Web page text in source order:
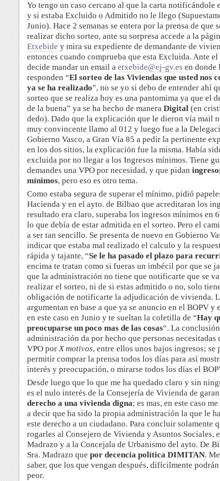
Yo tengo un caso cercano al que la carta notificándole
y si estaba Excluido o Admitido no le llego
Junio). Hace 2 semanas se entera por la prensa de que
realizar dicho sorteo, ante su sorpresa accede a la
Etxebide y mira su expediente de demandante de
entonces cuando comprueba que esta Excluida. Ante el
decide mandar un email a etxebide@ej-gv.es en donde
responden “El sorteo de las Viviendas que usted nos
ya se ha realizado”, no se yo si debo de entender ahí
sorteo que se realiza hoy es una pantomima ya que el
de la buena” ya se ha hecho de manera Digital (en
dedo). Dado que la explicación que le dieron vía mail
muy convincente llamo al 012 y luego fue a la
Gobierno Vasco, a Gran Vía 85 a pedir la pertinente
en los dos sitios, la explicación fue la misma. Había
excluida por no llegar a los Ingresos mínimos. Tiene
demandes una VPO por necesidad, y que pidan
mínimos, pero eso es otro tema.
Como estaba segura de superar el mínimo, pidió
Hacienda y en el ayto. de Bilbao que acreditaran los
resultado era claro, superaba los ingresos mínimos en
lo que debía de estar admitida en el sorteo. Pero el
a ser tan sencillo. Se presenta de nuevo en Gobierno
indicar que estaba mal realizado el calculo y la
rápida y tajante, “Se le ha pasado el plazo para
encima te tratan como si fueras un imbécil por que se
que la administración no tiene que notificarte que se
realizar el sorteo, ni de si estas admitido o no, solo
obligación de notificarte la adjudicación de vivienda.
argumentan en base a que ya se anuncio en el BOPV y
en este caso en Junio y te sueltan la coletilla de “Hay
preocuparse un poco mas de las cosas“. La
administración da por hecho que personas necesitadas
VPO porX motivos, entre ellos unos bajos ingresos; se
permitir comprar la prensa todos los días para así
interés y preocupación, o mirarse todos los días el
Desde luego que lo que me ha quedado claro y sin
es el nulo interés de la Consejería de Vivienda de
derecho a una vivienda digna; es mas, en este caso
a decir que ha sido la propia administración la que le
este derecho a un ciudadano. Para concluir solamente
rogarles al Consejero de Vivienda y Asuntos Sociales,
Madrazo y a la Concejala de Urbanismo del ayto. De
Sra. Madrazo que por decencia política DIMITAN.
saber, que los que vengan después, difícilmente
peor.